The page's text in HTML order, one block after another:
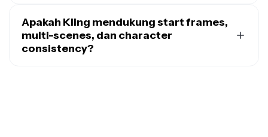
videokami.
studio editing Kapwing. Untuk membuat video dengan
end frames, pilihVeosebagai gantinya.
Apakah Kling mendukung start frames,
multi-scenes, dan character
consistency?